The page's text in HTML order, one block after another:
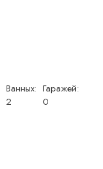
Ванных:
2
Гаражей:
0